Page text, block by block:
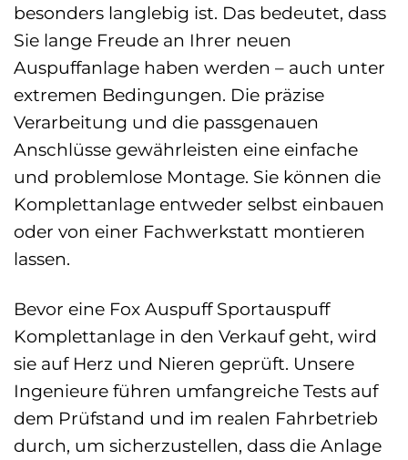
besonders langlebig ist. Das bedeutet, dass
Sie lange Freude an Ihrer neuen
Auspuffanlage haben werden – auch unter
extremen Bedingungen. Die präzise
Verarbeitung und die passgenauen
Anschlüsse gewährleisten eine einfache
und problemlose Montage. Sie können die
Komplettanlage entweder selbst einbauen
oder von einer Fachwerkstatt montieren
lassen.
Bevor eine Fox Auspuff Sportauspuff
Komplettanlage in den Verkauf geht, wird
sie auf Herz und Nieren geprüft. Unsere
Ingenieure führen umfangreiche Tests auf
dem Prüfstand und im realen Fahrbetrieb
durch, um sicherzustellen, dass die Anlage